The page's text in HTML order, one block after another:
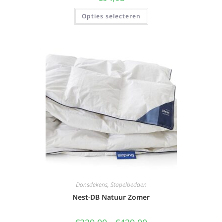
Opties selecteren
Donsdekens, Stapelbedden
Nest-DB Natuur Zomer